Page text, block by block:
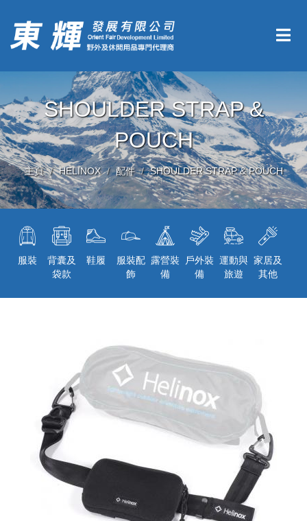
SHOULDER STRAP &
POUCH
主頁 HELINOX 配件 SHOULDER STRAP & POUCH
服裝
背囊及
袋款
鞋履
服裝配
飾
露營裝
備
戶外裝
備
運動與
旅遊
家居及
其他